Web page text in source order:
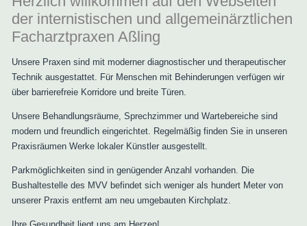
der internistischen und allgemeinärztlichen
Facharztpraxen Aßling
Unsere Praxen sind mit moderner diagnostischer und therapeutischer
Technik ausgestattet. Für Menschen mit Behinderungen verfügen wir
über barrierefreie Korridore und breite Türen.
Unsere Behandlungsräume, Sprechzimmer und Wartebereiche sind
modern und freundlich eingerichtet. Regelmäßig finden Sie in unseren
Praxisräumen Werke lokaler Künstler ausgestellt.
Parkmöglichkeiten sind in genügender Anzahl vorhanden. Die
Bushaltestelle des MVV befindet sich weniger als hundert Meter von
unserer Praxis entfernt am neu umgebauten Kirchplatz.